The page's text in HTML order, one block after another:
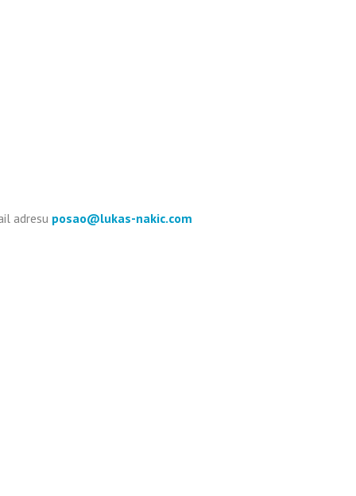
adresu posao@lukas-nakic.com